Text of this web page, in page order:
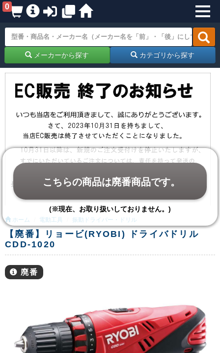
0
メーカーから探す カテゴリから探す
ホーム 電動工具 振動ドライバー・ドリル
【廃番】リョービ(RYOBI) ドライバドリル
CDD-1020
廃番
こちらの商品は廃番商品です。
(※現在、お取り扱いしておりません。)